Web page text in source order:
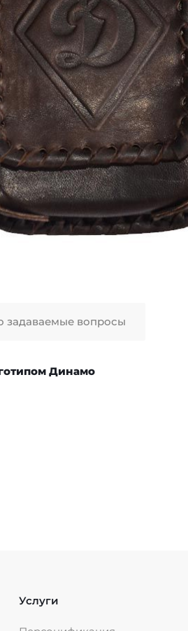
Динамо
задаваемые вопросы
Услуги